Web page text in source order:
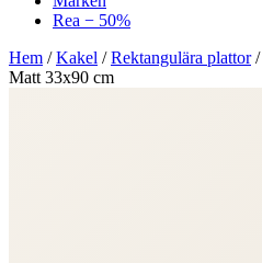
Rea − 50%
Hem /Kakel /Rektangulära plattor/
Matt 33x90 cm